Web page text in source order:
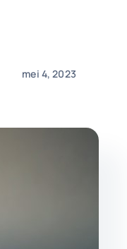
mei 4, 2023